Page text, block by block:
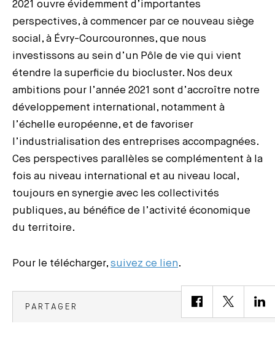
2021 ouvre évidemment d’importantes
perspectives, à commencer par ce nouveau siège
social, à Évry-Courcouronnes, que nous
investissons au sein d’un Pôle de vie qui vient
étendre la superficie du biocluster. Nos deux
ambitions pour l’année 2021 sont d’accroître notre
développement international, notamment à
l’échelle européenne, et de favoriser
l’industrialisation des entreprises accompagnées.
Ces perspectives parallèles se complémentent à la
fois au niveau international et au niveau local,
toujours en synergie avec les collectivités
publiques, au bénéfice de l’activité économique
du territoire.
Pour le télécharger, suivez ce lien.
PARTAGER